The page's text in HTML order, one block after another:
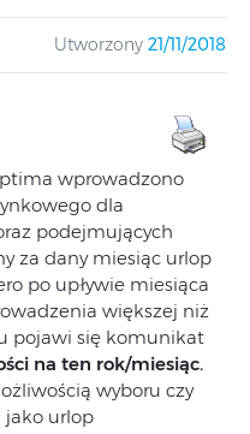
Utworzony 21/11/2018
wprowadzono
dla
podejmujących
za dany miesiąc urlop
po upływie miesiąca
większej niż
pojawi się komunikat
na ten rok/miesiąc.
wyboru czy
jako urlop